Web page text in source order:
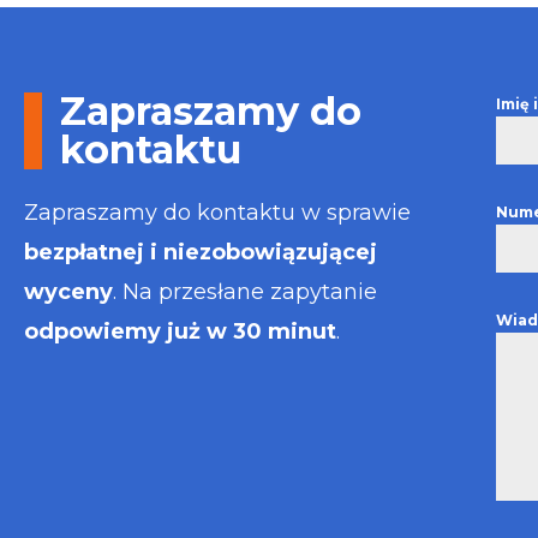
wystawiona
Zapraszamy do
kontaktu
Zapraszamy do kontaktu w sprawie
bezpłatnej i niezobowiązującej
wyceny. Na przesłane zapytanie
odpowiemy już w 30 minut.
Imię